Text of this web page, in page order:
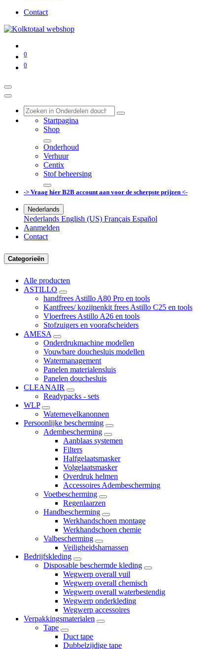
Contact
0
0
Startpagina
Shop
Onderhoud
Verhuur
Centix
Stof beheersing
-> Vraag hier B2B account aan voor de scherpste prijzen <-
Nederlands
Nederlands English (US) Français Español
Aanmelden
Contact
Categorieën
Alle producten
ASTILLO
handfrees Astillo A80 Pro en tools
Kantfrees/ kozijnenkit frees Astillo C25 en tools
Vloerfrees Astillo A26 en tools
Stofzuigers en voorafscheiders
AMESA
Onderdrukmachine modellen
Vouwbare douchesluis modellen
Watermanagement
Panelen materialensluis
Panelen douchesluis
CLEANAIR
Readypacks - sets
WLP
Waternevelkanonnen
Persoonlijke bescherming
Adembescherming
Aanblaas systemen
Filters
Halfgelaatsmasker
Volgelaatsmasker
Overdruk helmen
Accessoires Adembescherming
Voetbescherming
Regenlaarzen
Handbescherming
Werkhandschoen montage
Werkhandschoen chemie
Valbescherming
Veiligheidsharnassen
Bedrijfskleding
Disposable beschermde kleding
Wegwerp overall vuil
Wegwerp overall chemisch
Wegwerp overall waterbestendig
Wegwerp onderkleding
Wegwerp accessoires
Verpakkingsmaterialen
Tape
Duct tape
Dubbelzijdige tape